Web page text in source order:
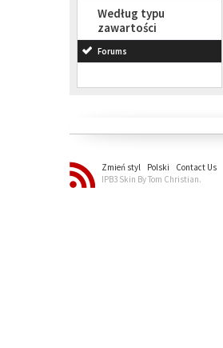
Według typu
zawartości
Forums
Zmień styl Polski Contact Us
IPB3 Skin By Tom Christian.